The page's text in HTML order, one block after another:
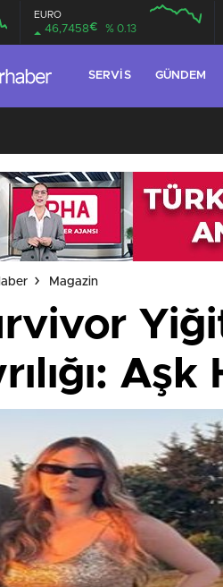
EURO
46,7458€ % 0.13
SERVIS GÜNDEM
Magazin